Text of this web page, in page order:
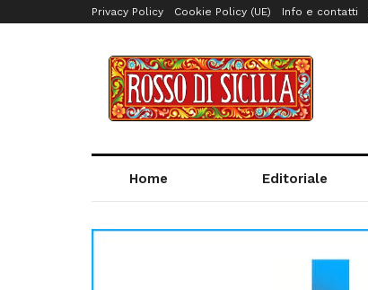
Privacy Policy Cookie Policy (UE) Info e contatti
Home Editoriale